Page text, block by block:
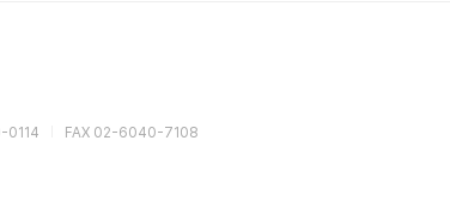
0114
FAX 02-6040-7108